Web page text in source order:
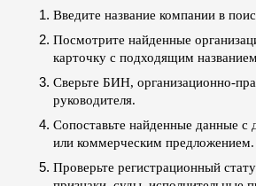
Введите название компании в
Посмотрите найденные
карточку с подходящим
Сверьте БИН, организационно-
руководителя.
Сопоставьте найденные данные с
или коммерческим предложением.
Проверьте регистрационный